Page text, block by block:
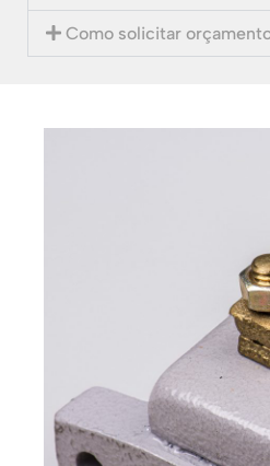
Como solicitar